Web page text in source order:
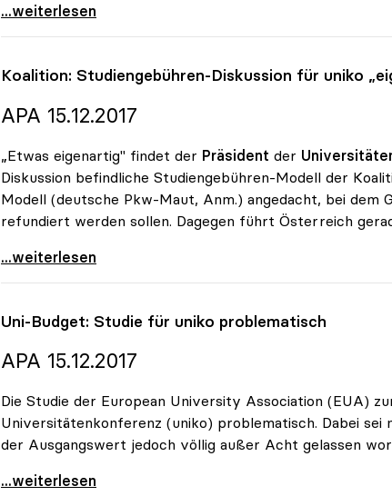
Vitouch zu Minister Fassmann: „Exzellenter Kenner
...weiterlesen
Koalition: Studiengebühren-Diskussion für uniko
APA 15.12.2017
„Etwas eigenartig" findet der Präsident der
Diskussion befindliche Studiengebühren-Modell der
Modell (deutsche Pkw-Maut, Anm.) angedacht, bei dem
refundiert werden sollen. Dagegen führt Österreich
Koalition: Studiengebühren-Diskussion für uniko
...weiterlesen
Uni-Budget: Studie für uniko problematisch
APA 15.12.2017
Die Studie der European University Association (EUA)
Universitätenkonferenz (uniko) problematisch. Dabei
der Ausgangswert jedoch völlig außer Acht gelassen
Uni-Budget: Studie für uniko problematisch
...weiterlesen